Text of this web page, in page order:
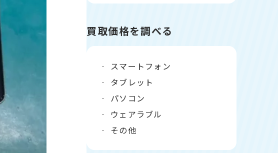
買取価格を調べる
スマートフォン
タブレット
パソコン
ウェアラブル
その他